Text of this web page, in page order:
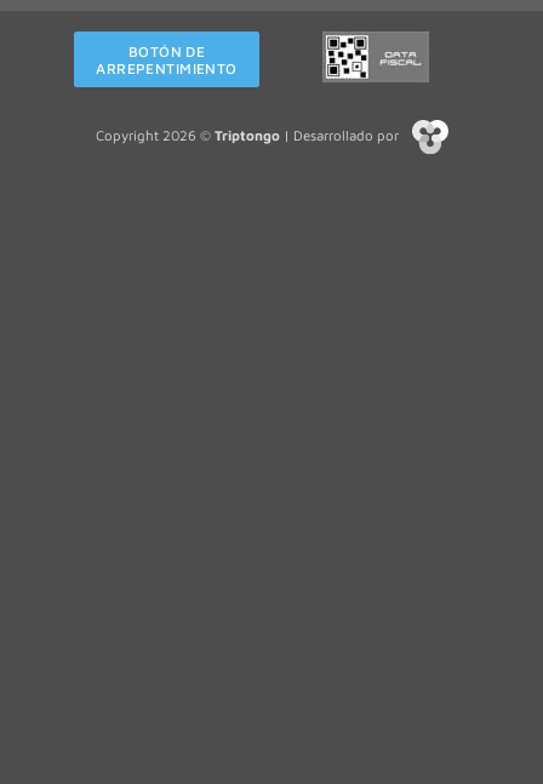
BOTÓN DE
ARREPENTIMIENTO
Copyright 2026 © Triptongo| Desarrollado por